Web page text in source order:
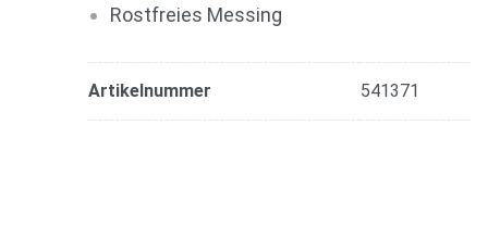
Rostfreies Messing
Artikelnummer 541371